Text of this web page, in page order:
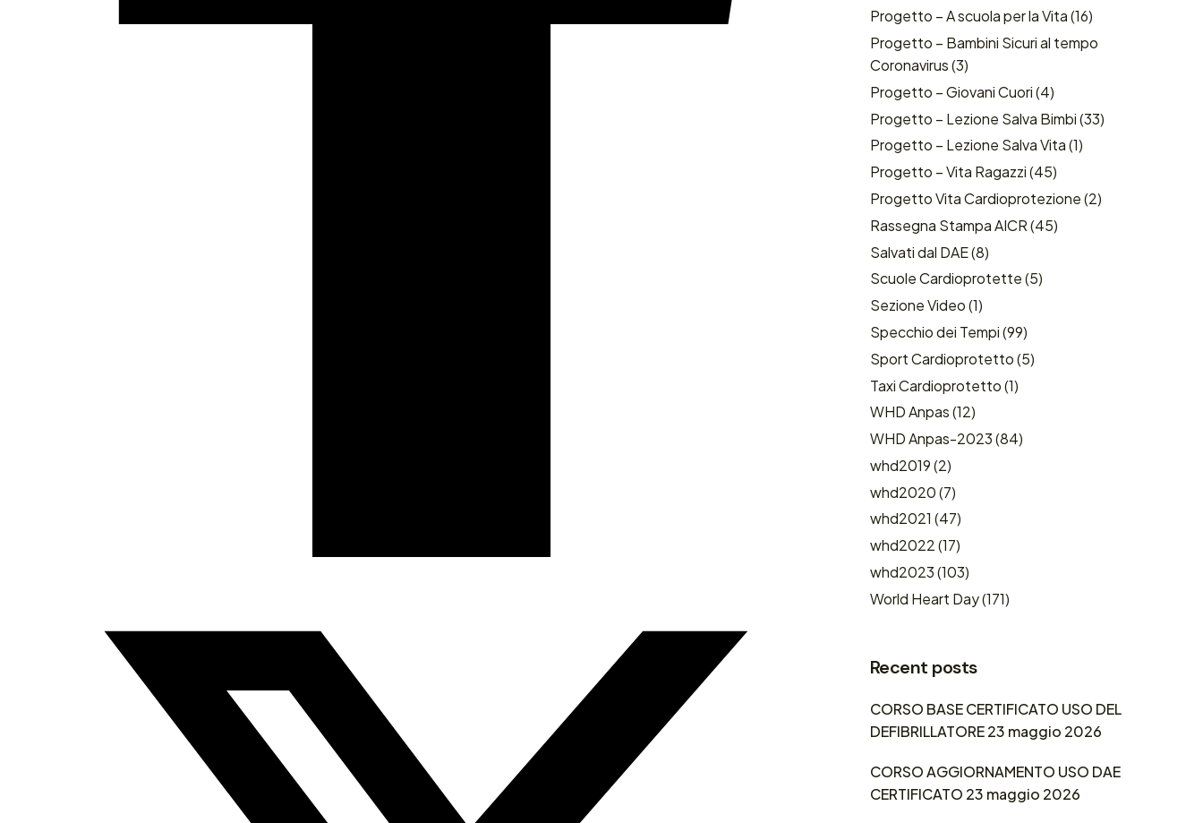
Progetto – A scuola per la Vita(16)
Progetto – Bambini Sicuri al tempo
Coronavirus(3)
Progetto – Giovani Cuori(4)
Progetto – Lezione Salva Bimbi(33)
Progetto – Lezione Salva Vita(1)
Progetto – Vita Ragazzi(45)
Progetto Vita Cardioprotezione(2)
Rassegna Stampa AICR(45)
Salvati dal DAE(8)
Scuole Cardioprotette(5)
Sezione Video(1)
Specchio dei Tempi(99)
Sport Cardioprotetto(5)
Taxi Cardioprotetto(1)
WHD Anpas(12)
WHD Anpas-2023(84)
whd2019(2)
whd2020(7)
whd2021 (47)
whd2022(17)
whd2023(103)
World Heart Day(171)
Recent posts
CORSO BASE CERTIFICATO USO DEL
DEFIBRILLATORE 23 maggio 2026
CORSO AGGIORNAMENTO USO DAE
CERTIFICATO 23 maggio 2026